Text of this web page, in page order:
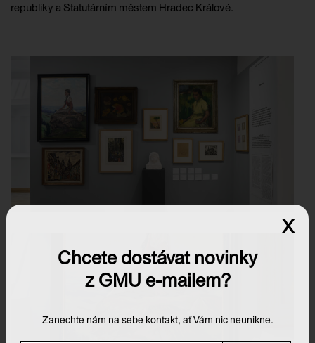
republiky a Statutárním městem Hradec Králové.
Chcete dostávat novinky
z GMU e-mailem?
Zanechte nám na sebe kontakt, ať Vám nic neunikne.
x